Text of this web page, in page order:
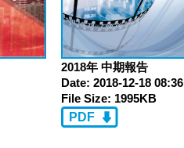
2018年 中期報告
Date: 2018-12-18 08:36
File Size: 1995KB
PDF